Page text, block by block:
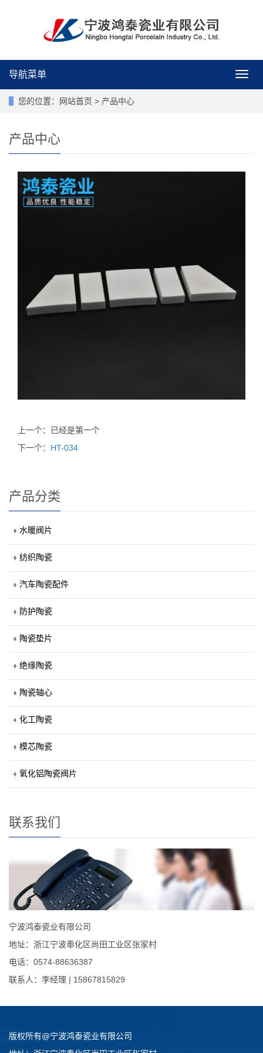
导
航
导航菜单
您的位置： 网站首页 > 产品中心
产品中心
上一个：已经是第一个
下一个： HT-034
产品分类
水暖阀片
纺织陶瓷
汽车陶瓷配件
防护陶瓷
陶瓷垫片
绝缘陶瓷
陶瓷轴心
化工陶瓷
模芯陶瓷
氧化铝陶瓷阀片
联系我们
宁波鸿泰瓷业有限公司
地址：浙江宁波奉化区尚田工业区张家村
电话：0574-88636387
联系人：李经理 | 15867815829
版权所有@宁波鸿泰瓷业有限公司